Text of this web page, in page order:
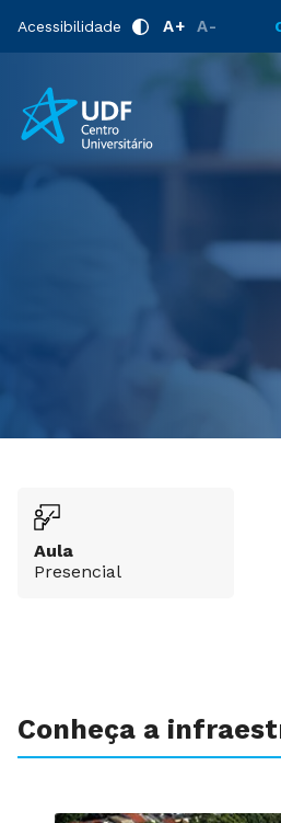
Acessibilidade A+ A-
Home Cursos Livres
Aula
Presencial
Conheça a